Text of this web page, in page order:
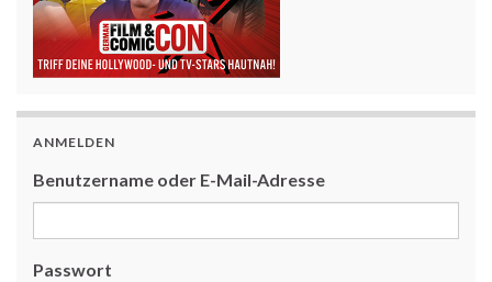
ANMELDEN
Benutzername oder E-Mail-Adresse
Passwort